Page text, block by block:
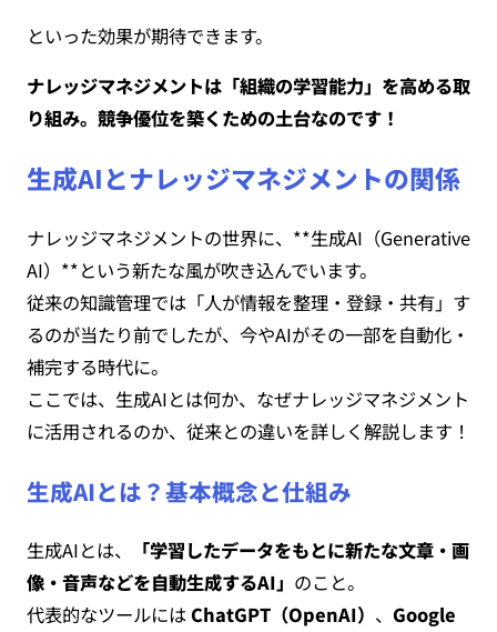
といった効果が期待できます。
ナレッジマネジメントは「組織の学習能力」を高める取
り組み。競争優位を築くための土台なのです！
生成AIとナレッジマネジメントの関係
ナレッジマネジメントの世界に、**生成AI（Generative
AI）**という新たな風が吹き込んでいます。
従来の知識管理では「人が情報を整理・登録・共有」す
るのが当たり前でしたが、今やAIがその一部を自動化・
補完する時代に。
ここでは、生成AIとは何か、なぜナレッジマネジメント
に活用されるのか、従来との違いを詳しく解説します！
生成AIとは？基本概念と仕組み
生成AIとは、
「学習したデータをもとに新たな文章・画
像・音声などを自動生成するAI」 のこと。
代表的なツールにはChatGPT（OpenAI） 、 Google